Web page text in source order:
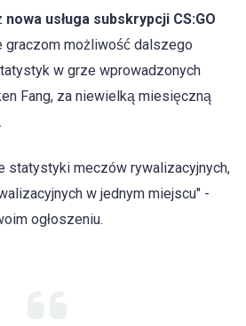
nowa usługa subskrypcji CS:GO
graczom możliwość dalszego
w grze wprowadzonych
Fang, za niewielką miesięczną
statystyki meczów rywalizacyjnych,
w jednym miejscu" -
ogłoszeniu.